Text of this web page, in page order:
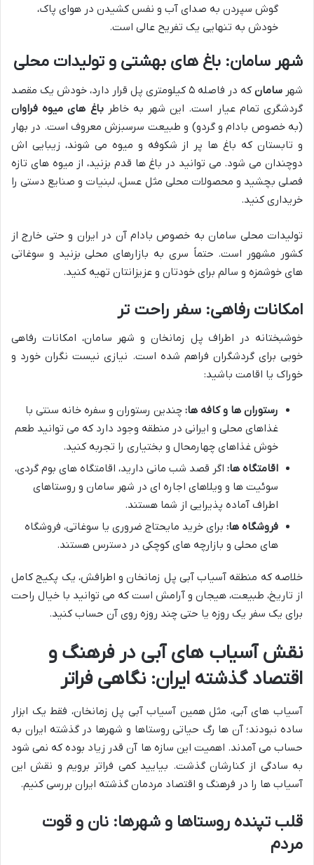
گوش سپردن به صدای آب و نفس کشیدن در هوای پاک،
خودش به تنهایی یک تفریح عالی است.
شهر سامان: باغ های بهشتی و تولیدات محلی
شهر سامان
که در فاصله ۵ کیلومتری پل قرار دارد، خودش یک مقصد
گردشگری تمام عیار است. این شهر به خاطرباغ های میوه فراوان
(به خصوص بادام و گردو) و طبیعت سرسبزش معروف است. در بهار
و تابستان که باغ ها پر از شکوفه و میوه می شوند، زیبایی اش
دوچندان می شود. می توانید در باغ ها قدم بزنید، از میوه های تازه
فصلی بچشید و محصولات محلی مثل عسل، لبنیات و صنایع دستی را
خریداری کنید.
تولیدات محلی سامان به خصوص بادام آن در ایران و حتی خارج از
کشور مشهور است. حتماً سری به بازارهای محلی بزنید و سوغاتی
های خوشمزه و سالم برای خودتان و عزیزانتان تهیه کنید.
امکانات رفاهی: سفر راحت تر
خوشبختانه در اطراف پل زمانخان و شهر سامان، امکانات رفاهی
خوبی برای گردشگران فراهم شده است. نیازی نیست نگران خورد و
خوراک یا اقامت باشید:
رستوران ها و کافه ها: چندین رستوران و سفره خانه سنتی با
غذاهای محلی و ایرانی در منطقه وجود دارد که می توانید طعم
خوش غذاهای چهارمحال و بختیاری را تجربه کنید.
اقامتگاه ها: اگر قصد شب مانی دارید، اقامتگاه های بوم گردی،
سوئیت ها و ویلاهای اجاره ای در شهر سامان و روستاهای
اطراف آماده پذیرایی از شما هستند.
فروشگاه ها: برای خرید مایحتاج ضروری یا سوغاتی، فروشگاه
های محلی و بازارچه های کوچکی در دسترس هستند.
خلاصه که منطقه آسیاب آبی پل زمانخان و اطرافش، یک پکیج کامل
از تاریخ، طبیعت، هیجان و آرامش است که می توانید با خیال راحت
برای یک سفر یک روزه یا حتی چند روزه روی آن حساب کنید.
نقش آسیاب های آبی در فرهنگ و
اقتصاد گذشته ایران: نگاهی فراتر
آسیاب های آبی، مثل همین آسیاب آبی پل زمانخان، فقط یک ابزار
ساده نبودند؛ آن ها رگ حیاتی روستاها و شهرها در گذشته ایران به
حساب می آمدند. اهمیت این سازه ها آن قدر زیاد بوده که نمی شود
به سادگی از کنارشان گذشت. بیایید کمی فراتر برویم و نقش این
آسیاب ها را در فرهنگ و اقتصاد مردمان گذشته ایران بررسی کنیم.
قلب تپنده روستاها و شهرها: نان و قوت
مردم